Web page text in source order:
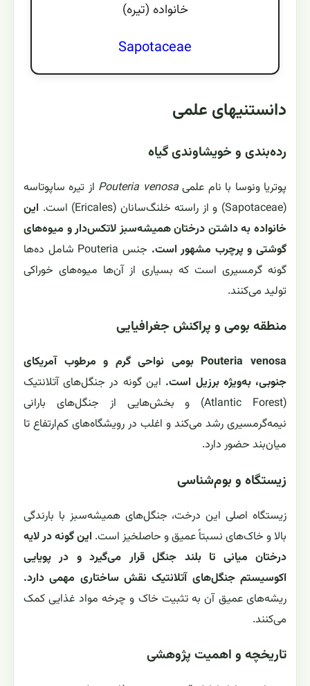
خانواده (تيره)
Sapotaceae
دانستنیهای علمی
رده‌بندی و خویشاوندی گیاه
پوتریا ونوسا با نام علمیPouteria venosa از تيره ساپوتاسه
(Sapotaceae) و از راسته خلنگ‌سانان (Ericales) است.
این
خانواده به داشتن درختان همیشه‌سبز لاتکس‌دار و میوه‌های
گوشتی و پر‌چرب مشهور است.
جنس Pouteria شامل ده‌ها
گونه گرمسیری است که بسیاری از آن‌ها میوه‌های خوراکی
تولید می‌کنند.
منطقه بومی و پراکنش جغرافیایی
Pouteria venosa بومی نواحی گرم و مرطوب آمریکای
جنوبی، به‌ویژه برزیل است. این گونه در جنگل‌های آتلانتیک
(Atlantic Forest) و بخش‌هایی از جنگل‌های بارانی
نیمه‌گرمسیری رشد می‌کند و اغلب در رویشگاه‌های کم‌ارتفاع تا
میان‌بند حضور دارد.
زیستگاه و بوم‌شناسی
زیستگاه اصلی این درخت، جنگل‌های همیشه‌سبز با بارندگی
بالا و خاک‌های نسبتاً عمیق و حاصلخیز است. این گونه در لایه
درختان میانی تا بلند جنگل قرار می‌گیرد و در پویایی
اکوسیستم جنگل‌های آتلانتیک نقش ساختاری مهمی دارد.
ریشه‌های عمیق آن به تثبیت خاک و چرخه مواد غذایی کمک
می‌کنند.
تاریخچه و اهمیت پژوهشی